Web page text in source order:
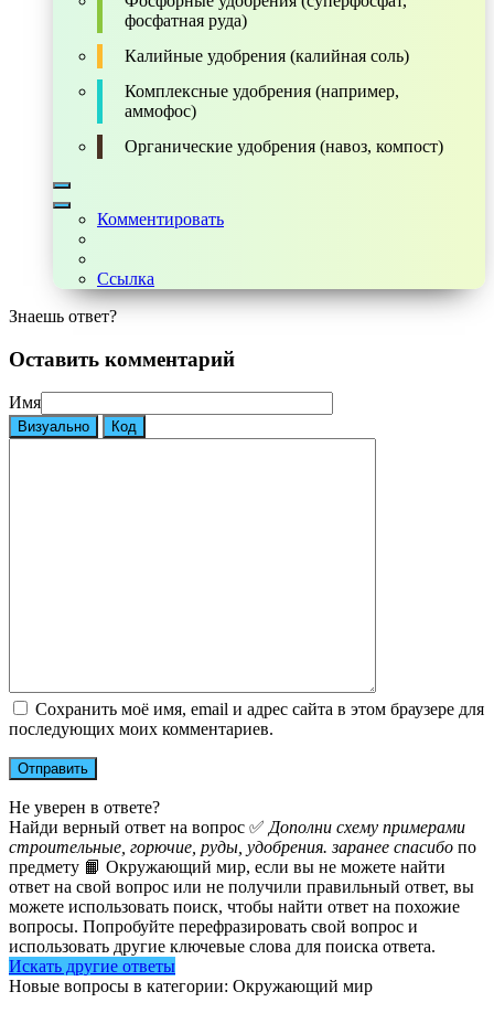
фосфатная руда)
Калийные удобрения (калийная соль)
Комплексные удобрения (например,
аммофос)
Органические удобрения (навоз, компост)
Комментировать
Ссылка
Знаешь ответ?
Оставить комментарий
Имя
Визуально Код
Сохранить моё имя, email и адрес сайта в этом браузере для
последующих моих комментариев.
Не уверен в ответе?
Найди верный ответ на вопрос ✅ Дополни схему примерами
строительные, горючие, руды, удобрения. заранее спасибо по
предмету 📙 Окружающий мир, если вы не можете найти
ответ на свой вопрос или не получили правильный ответ, вы
можете использовать поиск, чтобы найти ответ на похожие
вопросы. Попробуйте перефразировать свой вопрос и
использовать другие ключевые слова для поиска ответа.
Искать другие ответы
Новые вопросы в категории: Окружающий мир